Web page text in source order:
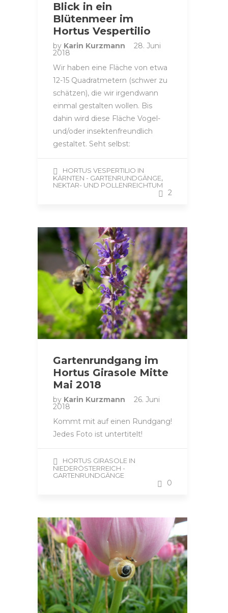
Blick in ein
Blütenmeer im
Hortus Vespertilio
by Karin Kurzmann 28. Juni
2018
Wir haben eine Fläche von etwa
12-15 Quadratmetern (schwer zu
schätzen), die wir irgendwann
einmal gestalten wollen. Bis
dahin wird diese Fläche Vogel-
und/oder insektenfreundlich
gestaltet. Seht selbst:
HORTUS VESPERTILIO IN
KÄRNTEN - GARTENRUNDGÄNGE,
NEKTAR- UND POLLENREICHTUM
2
Gartenrundgang im
Hortus Girasole Mitte
Mai 2018
by Karin Kurzmann 26. Juni
2018
Kommt mit auf einen Rundgang!
Jedes Foto ist untertitelt!
HORTUS GIRASOLE IN
NIEDERÖSTERREICH -
GARTENRUNDGÄNGE
0